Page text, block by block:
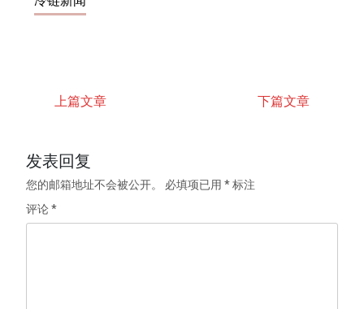
上篇文章 下篇文章
发表回复
您的邮箱地址不会被公开。 必填项已用*标注
评论*